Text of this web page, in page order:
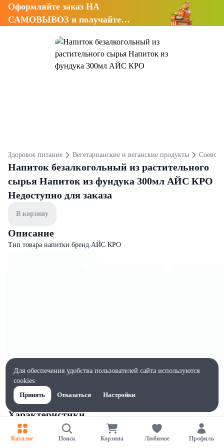
Оформляйте заказ НА
САМОВЫВОЗ и получайте
Здоровое питание Вегетарианские и веганские продукты Соевое
Напиток безалкогольный из растительного
сырья Напиток из фундука 300мл АЙС КРО
Недоступно для заказа
В корзину
Описание
Тип товара напитки бренд АЙС КРО
Характеристики
Ширина, мм
60
Каталог Поиск Корзина Любимое Профиль
Для обеспечения удобства пользователей сайта используются
cookies
Принять
Отказаться Настройки